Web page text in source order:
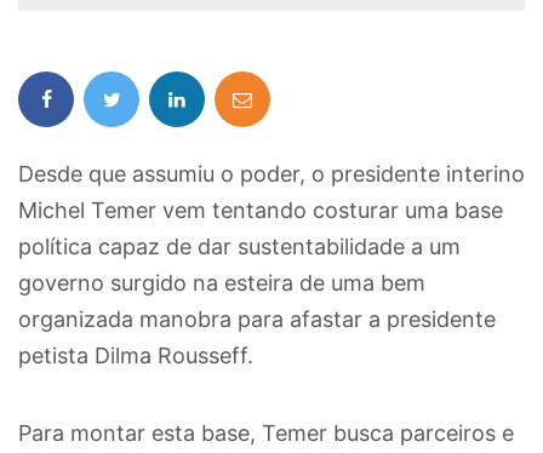
Desde que assumiu o poder, o presidente interino
Michel Temer vem tentando costurar uma base
política capaz de dar sustentabilidade a um
governo surgido na esteira de uma bem
organizada manobra para afastar a presidente
petista Dilma Rousseff.
Para montar esta base, Temer busca parceiros e